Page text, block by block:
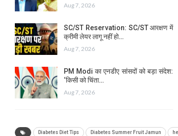
Aug 7, 2026
SC/ST Reservation: SC/ST आरक्षण में
क्रीमी लेयर लागू नहीं हो…
Aug 7, 2026
PM Modi का एनडीए सांसदों को बड़ा संदेश:
‘किसी को चिंता…
Aug 7, 2026
Diabetes Diet Tips Diabetes Summer Fruit Jamun